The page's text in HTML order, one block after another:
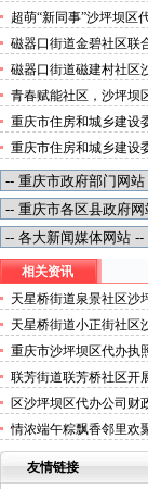
便捷就医空间
超萌“新同事”沙坪坝区
器人化身标本配送员
磁器口街道金碧社区联
展“健康服务进企业”沙
磁器口街道磁建村社区
教育
青春赋能社区，沙坪坝
科大学药学院学子走进
活动
重庆市住房和城乡建设
重庆市租赁住房有关标
重庆市住房和城乡建设
限公司等8家建筑业企
公告
相关资讯
天星桥街道泉景社区沙
动
天星桥街道小正街社区
务中心开展关爱居民健
重庆市沙坪坝区代办执
安静应考环境
联芳街道联芳桥社区开
代办公司端午节主题活
区沙坪坝区代办公司财
资金
情浓端午粽飘香邻里欢
友情链接